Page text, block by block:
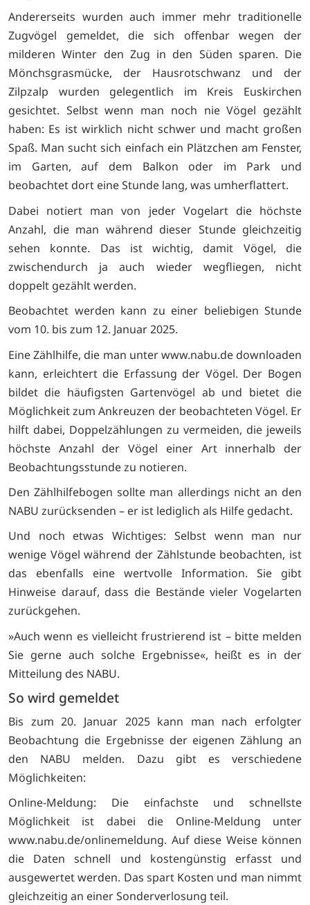
Andererseits wurden auch immer mehr traditionelle
Zugvögel gemeldet, die sich offenbar wegen der
milderen Winter den Zug in den Süden sparen. Die
Mönchsgrasmücke, der Hausrotschwanz und der
Zilpzalp wurden gelegentlich im Kreis Euskirchen
gesichtet. Selbst wenn man noch nie Vögel gezählt
haben: Es ist wirklich nicht schwer und macht großen
Spaß. Man sucht sich einfach ein Plätzchen am Fenster,
im Garten, auf dem Balkon oder im Park und
beobachtet dort eine Stunde lang, was umherflattert.
Dabei notiert man von jeder Vogelart die höchste
Anzahl, die man während dieser Stunde gleichzeitig
sehen konnte. Das ist wichtig, damit Vögel, die
zwischendurch ja auch wieder wegfliegen, nicht
doppelt gezählt werden.
Beobachtet werden kann zu einer beliebigen Stunde
vom 10. bis zum 12. Januar 2025.
Eine Zählhilfe, die man unter www.nabu.de downloaden
kann, erleichtert die Erfassung der Vögel. Der Bogen
bildet die häufigsten Gartenvögel ab und bietet die
Möglichkeit zum Ankreuzen der beobachteten Vögel. Er
hilft dabei, Doppelzählungen zu vermeiden, die jeweils
höchste Anzahl der Vögel einer Art innerhalb der
Beobachtungsstunde zu notieren.
Den Zählhilfebogen sollte man allerdings nicht an den
NABU zurücksenden – er ist lediglich als Hilfe gedacht.
Und noch etwas Wichtiges: Selbst wenn man nur
wenige Vögel während der Zählstunde beobachten, ist
das ebenfalls eine wertvolle Information. Sie gibt
Hinweise darauf, dass die Bestände vieler Vogelarten
zurückgehen.
»Auch wenn es vielleicht frustrierend ist – bitte melden
Sie gerne auch solche Ergebnisse«, heißt es in der
Mitteilung des NABU.
So wird gemeldet
Bis zum 20. Januar 2025 kann man nach erfolgter
Beobachtung die Ergebnisse der eigenen Zählung an
den NABU melden. Dazu gibt es verschiedene
Möglichkeiten:
Online-Meldung: Die einfachste und schnellste
Möglichkeit ist dabei die Online-Meldung unter
www.nabu.de/onlinemeldung. Auf diese Weise können
die Daten schnell und kostengünstig erfasst und
ausgewertet werden. Das spart Kosten und man nimmt
gleichzeitig an einer Sonderverlosung teil.